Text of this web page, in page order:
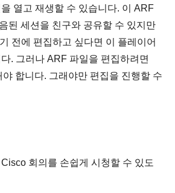
열고 재생할 수 있습니다. 이 ARF
된 세션을 친구와 공유할 수 있지만
전에 편집하고 싶다면 이 플레이어
. 그러나 ARF 파일을 편집하려면
합니다. 그래야만 편집을 진행할 수
회의를 손쉽게 시청할 수 있도